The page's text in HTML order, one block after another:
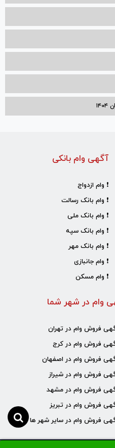
آگهی وام بانکی
❗ وام ازدواج
❗ وام بانک رسالت
❗ وام بانک ملی
❗ وام بانک سپه
❗ وام بانک مهر
❗ وام جانبازی
❗ وام مسکن
وام در شهر شما
فروش وام در تهران
فروش وام در کرج
فروش وام در اصفهان
فروش وام در شیراز
فروش وام در مشهد
فروش وام در تبریز
فروش وام در سایر شهر ها